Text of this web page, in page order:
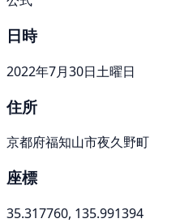
日時
2022年7月30日土曜日
住所
京都府福知山市夜久野町
座標
35.317760, 135.991394